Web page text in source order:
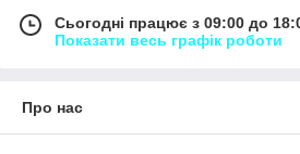
Сьогодні працює з 09:00 до
Показати весь графік роботи
Про нас